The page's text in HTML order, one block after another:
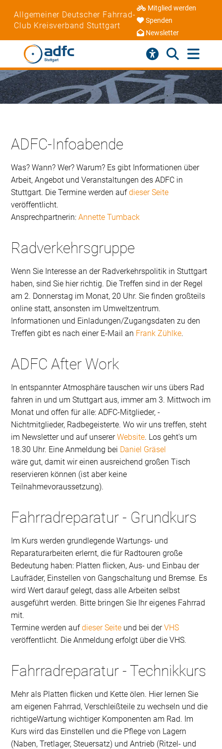
Allgemeiner Deutscher Fahrrad-
Club Kreisverband Stuttgart
Mitglied werden
Spenden
Newsletter
ADFC-Infoabende
Was? Wann? Wer? Warum? Es gibt Informationen über
Arbeit, Angebot und Veranstaltungen des ADFC in
Stuttgart. Die Termine werden aufdieser Seite
veröffentlicht.
Ansprechpartnerin:Annette Tumback
Radverkehrsgruppe
Wenn Sie Interesse an der Radverkehrspolitik in Stuttgart
haben, sind Sie hier richtig. Die Treffen sind in der Regel
am 2. Donnerstag im Monat, 20 Uhr. Sie finden großteils
online statt, ansonsten im Umweltzentrum.
Informationen und Einladungen/Zugangsdaten zu den
Treffen gibt es nach einer E-Mail an Frank Zühlke.
ADFC After Work
In entspannter Atmosphäre tauschen wir uns übers Rad
fahren in und um Stuttgart aus, immer am 3. Mittwoch im
Monat und offen für alle: ADFC-Mitglieder, -
Nichtmitglieder, Radbegeisterte. Wo wir uns treffen, steht
im Newsletter und auf unsererWebsite. Los geht's um
18.30 Uhr. Eine Anmeldung bei Daniel Gräsel
wäre gut, damit wir einen ausreichend großen Tisch
reservieren können (ist aber keine
Teilnahmevoraussetzung).
Fahrradreparatur - Grundkurs
Im Kurs werden grundlegende Wartungs- und
Reparaturarbeiten erlernt, die für Radtouren große
Bedeutung haben: Platten flicken, Aus- und Einbau der
Laufräder, Einstellen von Gangschaltung und Bremse. Es
wird Wert darauf gelegt, dass alle Arbeiten selbst
ausgeführt werden. Bitte bringen Sie Ihr eigenes Fahrrad
mit.
Termine werden aufdieser Seite und bei derVHS
veröffentlicht. Die Anmeldung erfolgt über die VHS.
Fahrradreparatur - Technikkurs
Mehr als Platten flicken und Kette ölen. Hier lernen Sie
am eigenen Fahrrad, Verschleißteile zu wechseln und die
richtigeWartung wichtiger Komponenten am Rad. Im
Kurs wird das Einstellen und die Pflege von Lagern
(Naben, Tretlager, Steuersatz) und Antrieb (Ritzel- und